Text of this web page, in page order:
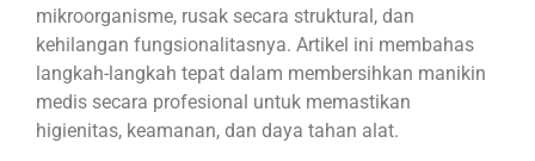
mikroorganisme, rusak secara struktural, dan
kehilangan fungsionalitasnya. Artikel ini membahas
langkah-langkah tepat dalam membersihkan manikin
medis secara profesional untuk memastikan
higienitas, keamanan, dan daya tahan alat.